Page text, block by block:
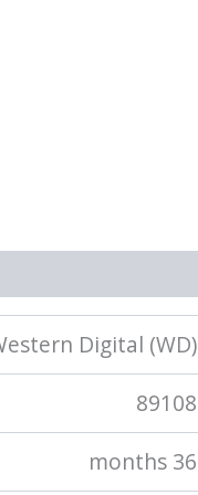
Digital (WD)
89108
36 months